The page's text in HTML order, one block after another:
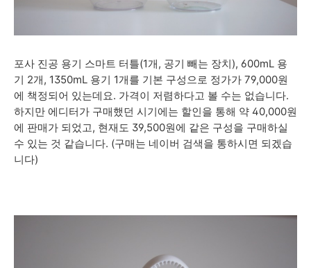
포사 진공 용기 스마트 터틀(1개, 공기 빼는 장치), 600mL 용
기 2개, 1350mL 용기 1개를 기본 구성으로 정가가 79,000원
에 책정되어 있는데요. 가격이 저렴하다고 볼 수는 없습니다.
하지만 에디터가 구매했던 시기에는 할인을 통해 약 40,000원
에 판매가 되었고, 현재도 39,500원에 같은 구성을 구매하실
수 있는 것 같습니다. (구매는 네이버 검색을 통하시면 되겠습
니다)